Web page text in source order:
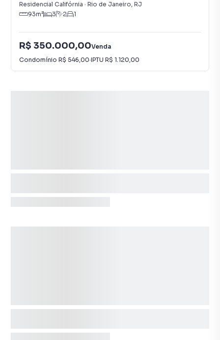
Residencial Califórnia · Rio de Janeiro, RJ
93m² 3 2 1
R$ 350.000,00Venda
Condomínio R$ 546,00·IPTU R$ 1.120,00